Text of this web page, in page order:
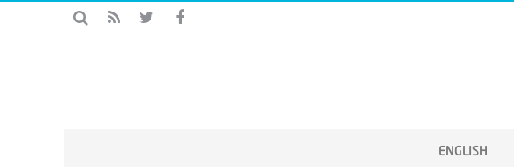
ENGLISH